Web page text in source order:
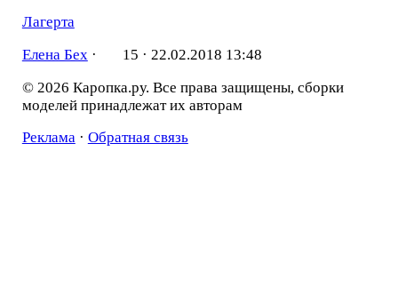
Лагерта
Елена Бех· 15 · 22.02.2018 13:48
© 2026 Каропка.ру. Все права защищены, сборки
моделей принадлежат их авторам
Реклама· Обратная связь